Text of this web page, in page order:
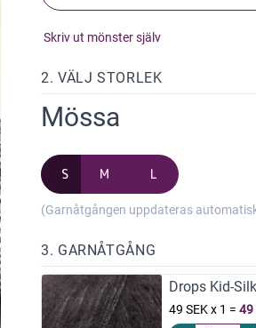
Skriv ut mönster själv
2. VÄLJ STORLEK
Mössa
S M L
(Garnåtgången uppdateras
3. GARNÅTGÅNG
Drops Kid-
49 SEK x 1 = 49